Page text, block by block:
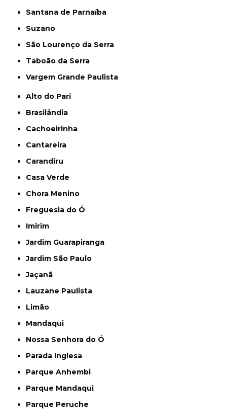
Santana de Parnaíba
Suzano
São Lourenço da Serra
Taboão da Serra
Vargem Grande Paulista
Alto do Pari
Brasilândia
Cachoeirinha
Cantareira
Carandiru
Casa Verde
Chora Menino
Freguesia do Ó
Imirim
Jardim Guarapiranga
Jardim São Paulo
Jaçanã
Lauzane Paulista
Limão
Mandaqui
Nossa Senhora do Ó
Parada Inglesa
Parque Anhembi
Parque Mandaqui
Parque Peruche